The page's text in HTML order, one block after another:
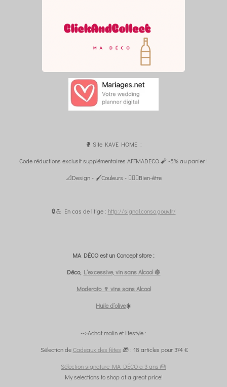
🥊 Site KAVE HOME :
Code réductions exclusif supplémentaires AFFMADECO 🧨 -5% au panier !
📐Design - 🖌️Couleurs - 🧘🏼‍♀️Bien-être
🔒💪 En cas de litige : http://signal.conso.gouv.fr/
MA DÉCO est un Concept store :
Déco, L’excessive, vin sans Alcool 🍇
Moderato 🍷 vins sans Alcool
Huile d’olive☀️
-->Achat malin et lifestyle :
Sélection de Cadeaux des fêtes 🎁 : 18 articles pour 374 €
Sélection signature MA DÉCO a 3 ans 🎂
My selections to shop at a great price!